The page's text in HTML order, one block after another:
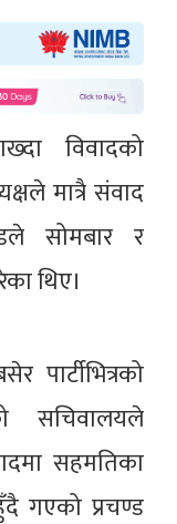
विवादको
मात्रै संवाद
सोमबार र
थिए।
पार्टीभित्रको
सचिवालयले
सहमतिका
गएको प्रचण्ड